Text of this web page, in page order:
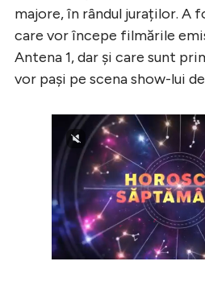
majore, în rândul juraților. A
care vor începe filmările
Antena 1, dar și care sunt
vor pași pe scena show-lui